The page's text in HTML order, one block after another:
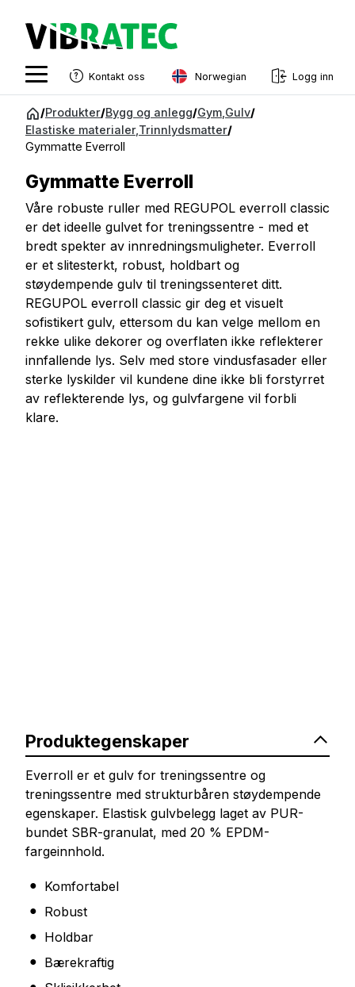
innhold
Kontakt oss Norwegian
Swedish
Estonian
Finnish
Danish
Logg inn
/Produkter/Bygg og anlegg/Gym Gulv/
Elastiske materialer, Trinnlydsmatter/
Gymmatte Everroll
Gymmatte Everroll
Våre robuste ruller med REGUPOL everroll classic
er det ideelle gulvet for treningssentre - med et
bredt spekter av innredningsmuligheter. Everroll
er et slitesterkt, robust, holdbart og
støydempende gulv til treningssenteret ditt.
REGUPOL everroll classic gir deg et visuelt
sofistikert gulv, ettersom du kan velge mellom en
rekke ulike dekorer og overflaten ikke reflekterer
innfallende lys. Selv med store vindusfasader eller
sterke lyskilder vil kundene dine ikke bli forstyrret
av reflekterende lys, og gulvfargene vil forbli
klare.
Produktegenskaper
Everroll er et gulv for treningssentre og
treningssentre med strukturbåren støydempende
egenskaper. Elastisk gulvbelegg laget av PUR-
bundet SBR-granulat, med 20 % EPDM-
fargeinnhold.
Komfortabel
Robust
Holdbar
Bærekraftig